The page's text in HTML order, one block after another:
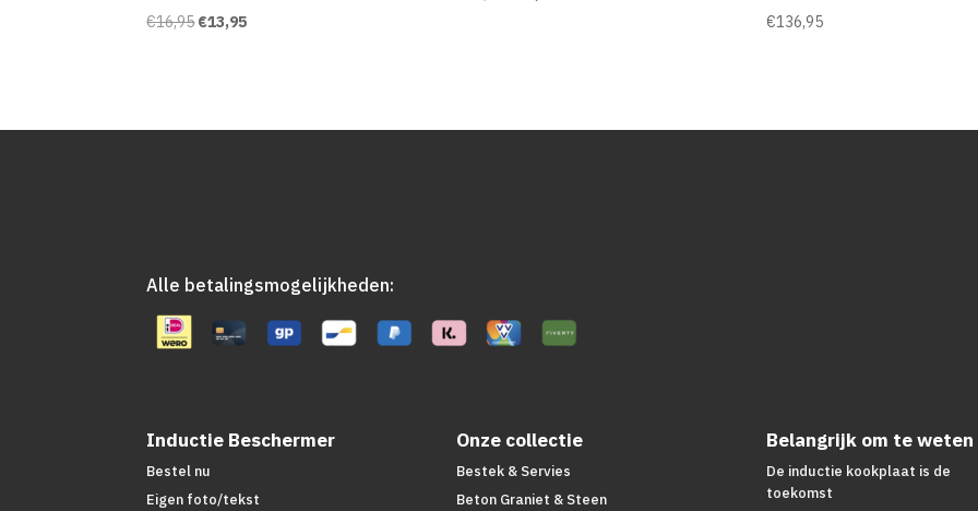
€16,95Oorspronkelijke
€13,95Huidige
€136,95
Alle betalingsmogelijkheden:
Inductie Beschermer
Bestel nu
Eigen foto/tekst
Onze collectie
Bestek & Servies
Beton Graniet & Steen
Belangrijk om te weten
De inductie kookplaat is de
toekomst